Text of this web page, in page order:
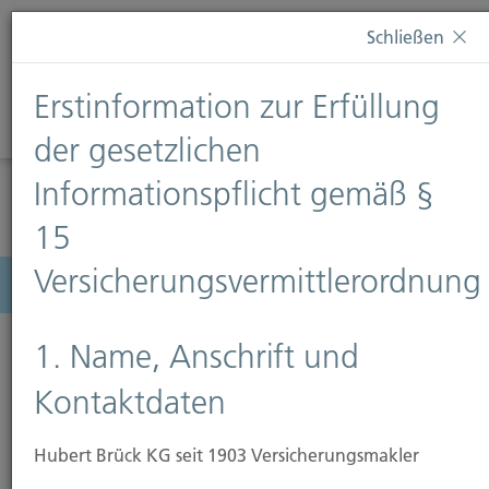
Diese Webseite verwendet Cookies. Wenn Sie weiterhin
Informationen finden Sie auf unserer SeiteDatenschutz
Diese Nachricht nicht erneut anzeigen
Menü
Grundstückshaftpflicht
Schließen
Erstinformation zur Erfüllung
der gesetzlichen
Informationspflicht gemäß §
15
Versicherungsvermittlerordnung
1. Name, Anschrift und
Kontaktdaten
Hubert Brück KG seit 1903 Versicherungsmakler